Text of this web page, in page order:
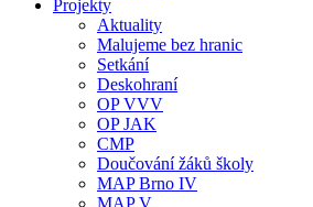
Projekty
Aktuality
Malujeme bez hranic
Setkání
Deskohraní
OP VVV
OP JAK
CMP
Doučování žáků školy
MAP Brno IV
MAP V